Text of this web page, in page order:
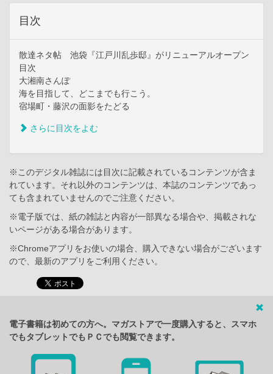
目次
散達ネタ帖 池袋『江戸川乱歩邸』がリニューアルオープン
目次
大湘南さんぽ
海を目指して、どこまでも行こう。
宿場町・藤沢の面影をたどる
さらに目次をよむ
※このデジタル雑誌には目次に記載されているコンテンツが含ま
れています。それ以外のコンテンツは、本誌のコンテンツであっ
ても含まれていませんのでご注意ください。
※電子版では、紙の雑誌と内容が一部異なる場合や、掲載されな
いページがある場合があります。
※Chromeアプリをお使いの場合、購入できない場合がございます
ので、最新のアプリをご利用ください。
電子書籍は初めての方へ。マガストアで一度購入すると、スマホ
でもタブレットでもＰＣでも閲覧できます。